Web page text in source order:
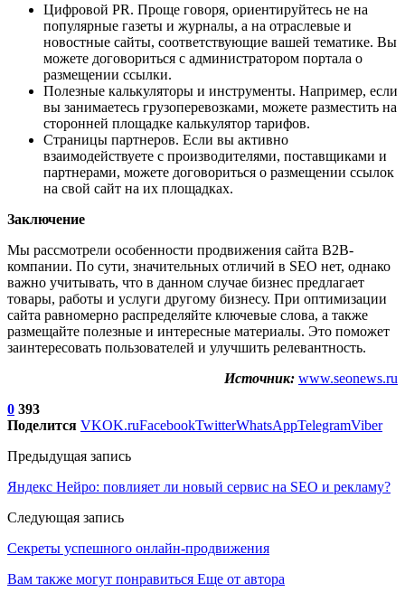
Цифровой PR. Проще говоря, ориентируйтесь не на
популярные газеты и журналы, а на отраслевые и
новостные сайты, соответствующие вашей тематике. Вы
можете договориться с администратором портала о
размещении ссылки.
Полезные калькуляторы и инструменты. Например, если
вы занимаетесь грузоперевозками, можете разместить на
сторонней площадке калькулятор тарифов.
Страницы партнеров. Если вы активно
взаимодействуете с производителями, поставщиками и
партнерами, можете договориться о размещении ссылок
на свой сайт на их площадках.
Заключение
Мы рассмотрели особенности продвижения сайта В2В-
компании. По сути, значительных отличий в SEO нет, однако
важно учитывать, что в данном случае бизнес предлагает
товары, работы и услуги другому бизнесу. При оптимизации
сайта равномерно распределяйте ключевые слова, а также
размещайте полезные и интересные материалы. Это поможет
заинтересовать пользователей и улучшить релевантность.
Источник: www.seonews.ru
0 393
Поделится VKOK.ruFacebookTwitterWhatsAppTelegramViber
Предыдущая запись
Яндекс Нейро: повлияет ли новый сервис на SEO и рекламу?
Следующая запись
Секреты успешного онлайн-продвижения
Вам также могут понравиться Еще от автора